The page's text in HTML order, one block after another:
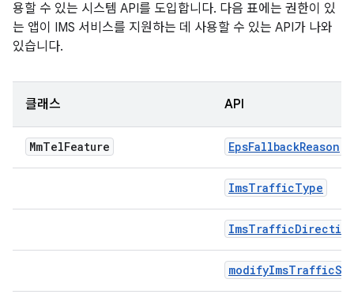
용할 수 있는 시스템 API를 도입합니다. 다음 표에는 권한이 있
는 앱이 IMS 서비스를 지원하는 데 사용할 수 있는 API가 나와
있습니다.
클래스 API
MmTelFeature EpsFallbackReason
ImsTrafficType